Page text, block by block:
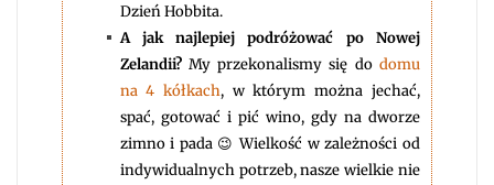
Dzień Hobbita.
A jak najlepiej podróżować po Nowej
Zelandii?My przekonalismy się do domu
na 4 kółkach, w którym można jechać,
spać, gotować i pić wino, gdy na dworze
zimno i pada 😉 Wielkość w zależności od
indywidualnych potrzeb, nasze wielkie nie